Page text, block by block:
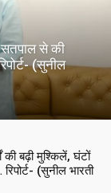
सतपाल से की
(सुनील
की बढ़ी मुश्किलें, घंटों
(सुनील भारती